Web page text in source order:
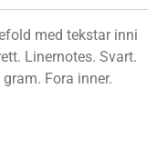
med tekstar inni
Linernotes. Svart.
gram. Fora inner.